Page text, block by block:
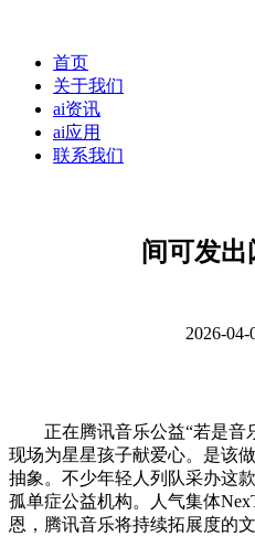
首页
关于我们
ai资讯
ai应用
联系我们
间可发
2026-04-
正在腾讯音乐公益“若是音
现场为星星孩子献爱心。是该
抽象。不少年轻人列队采办这
孤单症公益机构。人气集体
恩，腾讯音乐将持续拓展度的